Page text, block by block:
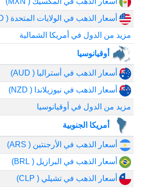
أسعار الذهب في الولايات المتحدة ( USD)
مزيد من الدول في أمريكا الشمالية
أوقيانوسيا
أسعار الذهب في أستراليا ( AUD)
أسعار الذهب في نيوزيلاندا ( NZD)
مزيد من الدول في أوقيانوسيا
أمريكا الجنوبية
أسعار الذهب في الأرجنتين ( ARS)
أسعار الذهب في البرازيل ( BRL)
أسعار الذهب في تشيلي ( CLP)